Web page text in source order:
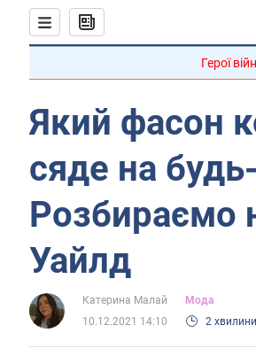
Герої
Який фасон
сяде на
Розбираємо
Уайлд
Катерина Малай
Мода
10.12.2021 14:10
2 хвилини